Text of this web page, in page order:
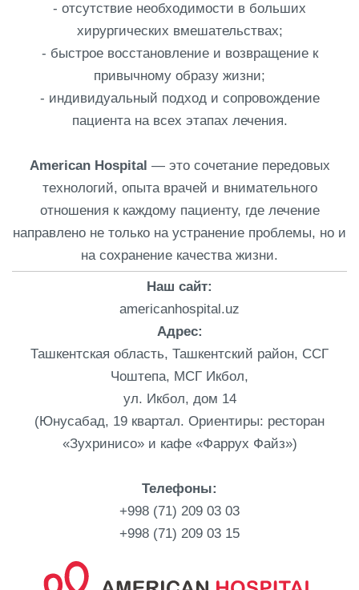
- отсутствие необходимости в больших
хирургических вмешательствах;
- быстрое восстановление и возвращение к
привычному образу жизни;
- индивидуальный подход и сопровождение
пациента на всех этапах лечения.
American Hospital — это сочетание передовых
технологий, опыта врачей и внимательного
отношения к каждому пациенту, где лечение
направлено не только на устранение проблемы, но и
на сохранение качества жизни.
Наш сайт:
americanhospital.uz
Адрес:
Ташкентская область, Ташкентский район, ССГ
Чоштепа, МСГ Икбол,
ул. Икбол, дом 14
(Юнусабад, 19 квартал. Ориентиры: ресторан
«Зухринисо» и кафе «Фаррух Файз»)
Телефоны:
+998 (71) 209 03 03
+998 (71) 209 03 15